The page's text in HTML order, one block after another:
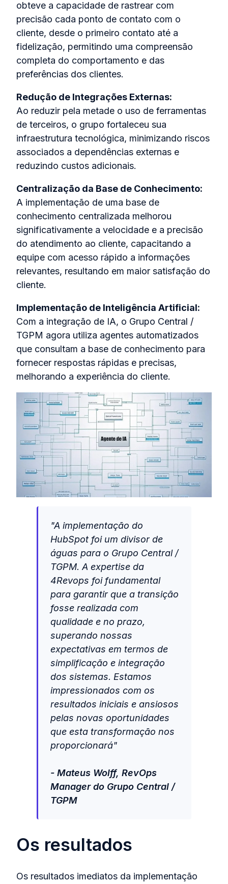
obteve a capacidade de rastrear com
precisão cada ponto de contato com o
cliente, desde o primeiro contato até a
fidelização, permitindo uma compreensão
completa do comportamento e das
preferências dos clientes.
Redução de Integrações Externas:
Ao reduzir pela metade o uso de ferramentas
de terceiros, o grupo fortaleceu sua
infraestrutura tecnológica, minimizando riscos
associados a dependências externas e
reduzindo custos adicionais.
Centralização da Base de Conhecimento:
A implementação de uma base de
conhecimento centralizada melhorou
significativamente a velocidade e a precisão
do atendimento ao cliente, capacitando a
equipe com acesso rápido a informações
relevantes, resultando em maior satisfação do
cliente.
Implementação de Inteligência Artificial:
Com a integração de IA, o Grupo Central /
TGPM agora utiliza agentes automatizados
que consultam a base de conhecimento para
fornecer respostas rápidas e precisas,
melhorando a experiência do cliente.
"A implementação do
HubSpot foi um divisor de
águas para o Grupo Central /
TGPM. A expertise da
4Revops foi fundamental
para garantir que a transição
fosse realizada com
qualidade e no prazo,
superando nossas
expectativas em termos de
simplificação e integração
dos sistemas. Estamos
impressionados com os
resultados iniciais e ansiosos
pelas novas oportunidades
que esta transformação nos
proporcionará"
- Mateus Wolff, RevOps
Manager do Grupo Central /
TGPM
Os resultados
Os resultados imediatos da implementação